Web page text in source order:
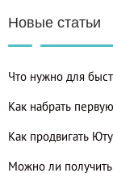
Новые статьи
Что нужно для
Как набрать
Как продвигать
Можно ли